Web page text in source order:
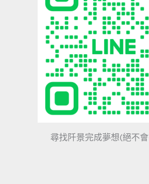
尋找阡景完成夢想(絕不